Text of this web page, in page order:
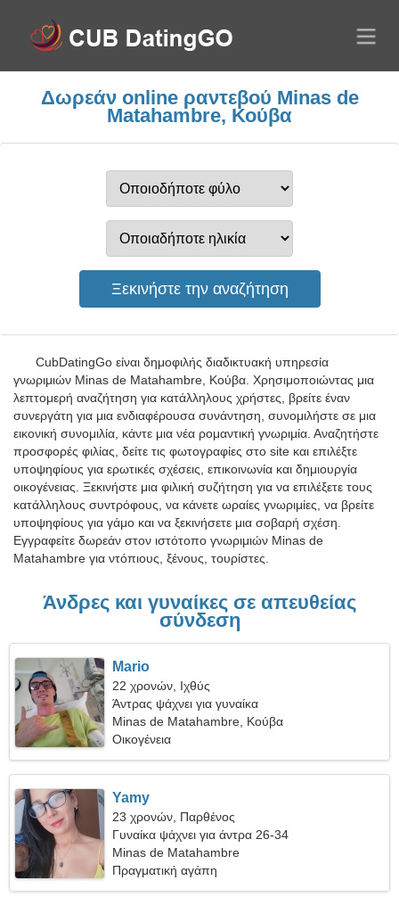
Δωρεάν online ραντεβού Minas de
Matahambre, Κούβα
CubDatingGo είναι δημοφιλής διαδικτυακή υπηρεσία
γνωριμιών Minas de Matahambre, Κούβα. Χρησιμοποιώντας μια
λεπτομερή αναζήτηση για κατάλληλους χρήστες, βρείτε έναν
συνεργάτη για μια ενδιαφέρουσα συνάντηση, συνομιλήστε σε μια
εικονική συνομιλία, κάντε μια νέα ρομαντική γνωριμία. Αναζητήστε
προσφορές φιλίας, δείτε τις φωτογραφίες στο site και επιλέξτε
υποψηφίους για ερωτικές σχέσεις, επικοινωνία και δημιουργία
οικογένειας. Ξεκινήστε μια φιλική συζήτηση για να επιλέξετε τους
κατάλληλους συντρόφους, να κάνετε ωραίες γνωριμίες, να βρείτε
υποψηφίους για γάμο και να ξεκινήσετε μια σοβαρή σχέση.
Εγγραφείτε δωρεάν στον ιστότοπο γνωριμιών Minas de
Matahambre για ντόπιους, ξένους, τουρίστες.
Άνδρες και γυναίκες σε απευθείας
σύνδεση
Mario
22 χρονών, Ιχθύς
Άντρας ψάχνει για γυναίκα
Minas de Matahambre, Κούβα
Οικογένεια
Yamy
23 χρονών, Παρθένος
Γυναίκα ψάχνει για άντρα 26-34
Minas de Matahambre
Πραγματική αγάπη